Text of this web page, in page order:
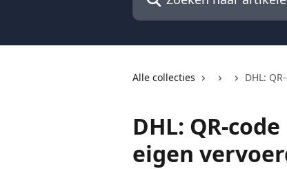
Alle collecties DHL:
DHL: QR-
eigen